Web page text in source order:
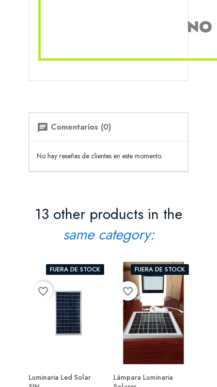
NO
chat Comentarios (0)
No hay reseñas de clientes en este momento.
13 other products in the
same category:
FUERA DE STOCK
Luminaria Led Solar
favorite_border
FUERA DE STOCK
Lámpara Luminaria
favorite_border